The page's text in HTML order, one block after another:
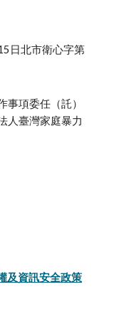
日北市衛心字第
項委任（託）
人臺灣家庭暴力
及資訊安全政策